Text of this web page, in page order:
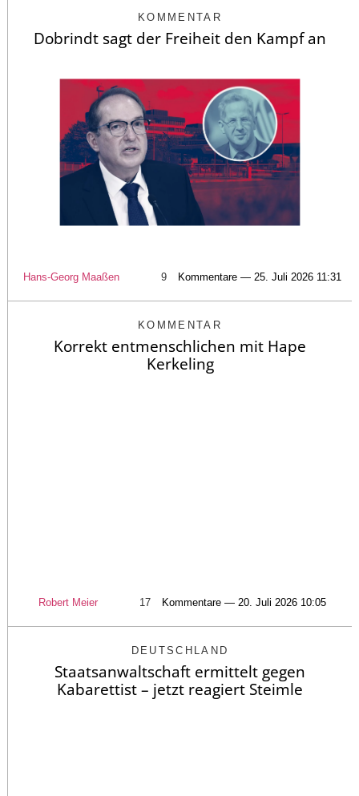
KOMMENTAR
Dobrindt sagt der Freiheit den Kampf an
Hans-Georg Maaßen 9 Kommentare — 25. Juli 2026 11:31
KOMMENTAR
Korrekt entmenschlichen mit Hape
Kerkeling
Robert Meier 17 Kommentare — 20. Juli 2026 10:05
DEUTSCHLAND
Staatsanwaltschaft ermittelt gegen
Kabarettist – jetzt reagiert Steimle